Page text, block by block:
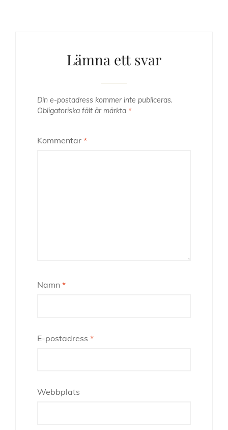
Lämna ett svar
Din e-postadress kommer inte publiceras.
Obligatoriska fält är märkta *
Kommentar *
Namn *
E-postadress *
Webbplats